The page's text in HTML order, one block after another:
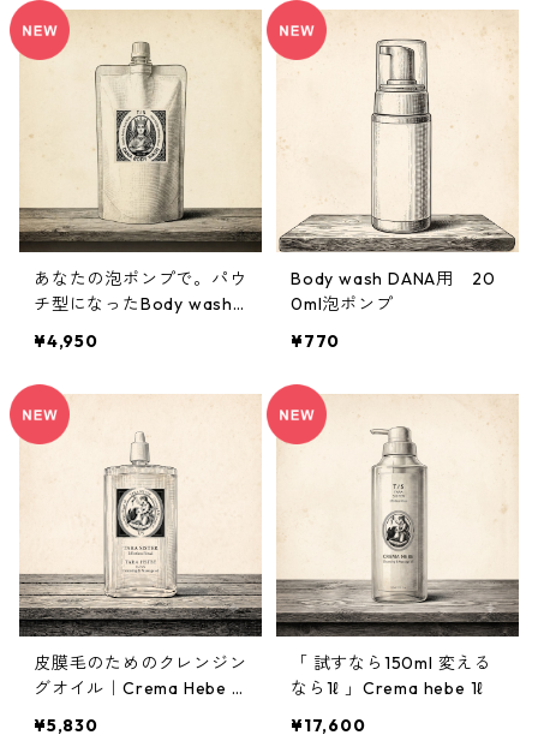
あなたの泡ポンプで。パウ
チ型になったBody wash
フローラル復刻】
¥4,950
Body wash DANA用 20
0ml泡ポンプ
¥770
皮膜毛のためのクレンジン
グオイル｜Crema Hebe 1
¥5,830
「 試すなら150ml 変える
なら1ℓ 」Crema hebe 1ℓ
¥17,600